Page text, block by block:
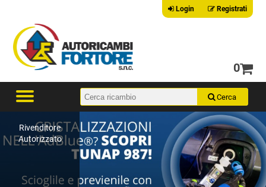
Login Registrati
0
Rivenditore
Autorizzato